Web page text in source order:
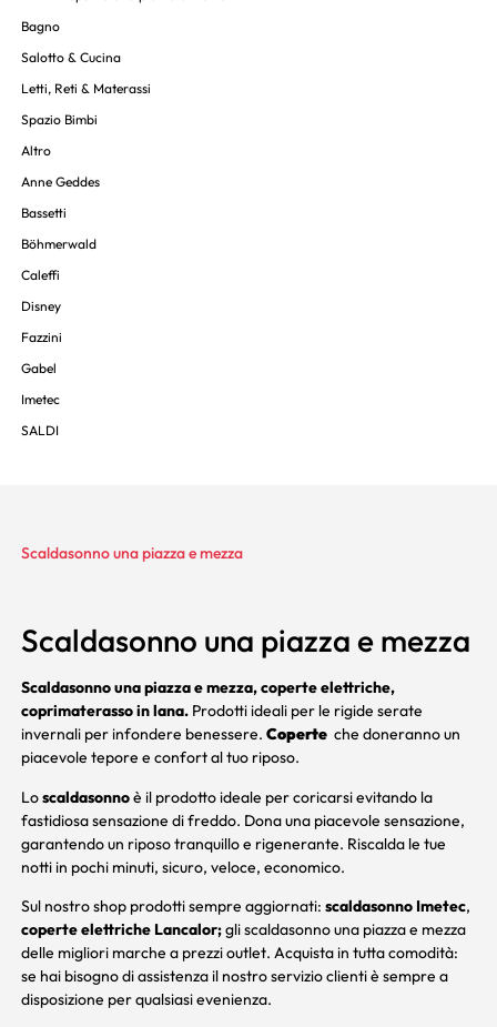
Bagno
Salotto & Cucina
Letti, Reti & Materassi
Spazio Bimbi
Altro
Anne Geddes
Bassetti
Böhmerwald
Caleffi
Disney
Fazzini
Gabel
Imetec
SALDI
Scaldasonno una piazza e mezza
Scaldasonno una piazza e mezza
Scaldasonno una piazza e mezza, coperte elettriche,
coprimaterasso in lana. Prodotti ideali per le rigide serate
invernali per infondere benessere. Coperte che doneranno un
piacevole tepore e confort al tuo riposo.
Loscaldasonnoè il prodotto ideale per coricarsi evitando la
fastidiosa sensazione di freddo. Dona una piacevole sensazione,
garantendo un riposo tranquillo e rigenerante. Riscalda le tue
notti in pochi minuti, sicuro, veloce, economico.
Sul nostro shop prodotti sempre aggiornati: scaldasonno Imetec,
coperte elettriche Lancalor;gli scaldasonno una piazza e mezza
delle migliori marche a prezzi outlet. Acquista in tutta comodità:
se hai bisogno di assistenza il nostro servizio clienti è sempre a
disposizione per qualsiasi evenienza.